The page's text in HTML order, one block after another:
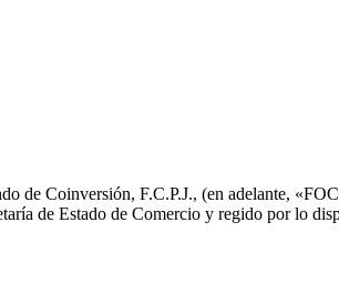
de Coinversión, F.C.P.J., (en adelante,
de Estado de Comercio y regido por lo